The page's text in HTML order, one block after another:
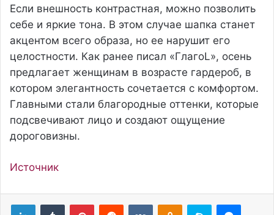
Если внешность контрастная, можно позволить
себе и яркие тона. В этом случае шапка станет
акцентом всего образа, но ее нарушит его
целостности. Как ранее писал «ГлагоL», осень
предлагает женщинам в возрасте гардероб, в
котором элегантность сочетается с комфортом.
Главными стали благородные оттенки, которые
подсвечивают лицо и создают ощущение
дороговизны.
Источник